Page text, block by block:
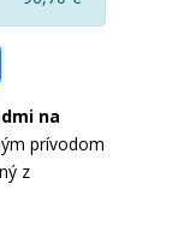
na
prívodom
z